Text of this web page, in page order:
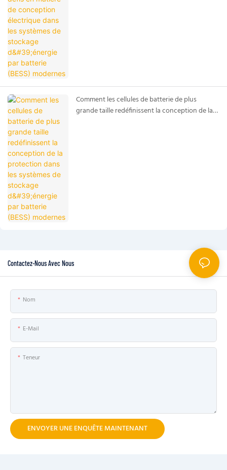
Comment les cellules de batterie de plus
grande taille redéfinissent la conception de la
Contactez-Nous Avec Nous
Nom
E-Mail
Teneur
ENVOYER UNE ENQUÊTE MAINTENANT